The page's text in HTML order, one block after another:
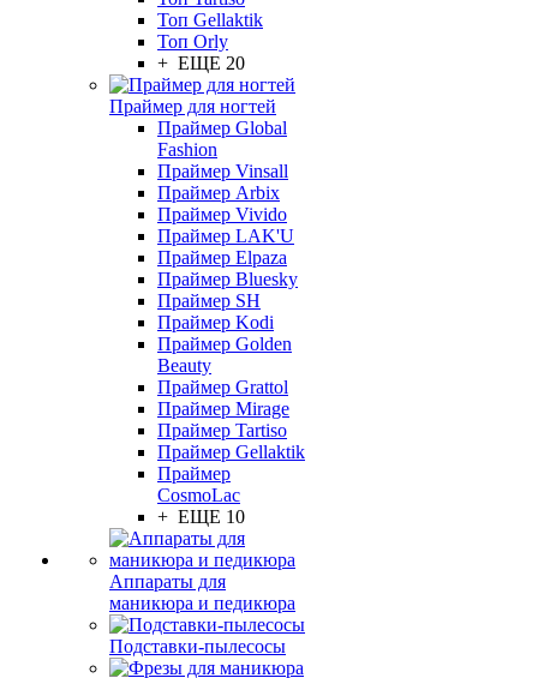
Топ Gellaktik
Топ Orly
+ ЕЩЕ 20
Праймер для ногтей
Праймер Global
Fashion
Праймер Vinsall
Праймер Arbix
Праймер Vivido
Праймер LAK'U
Праймер Elpaza
Праймер Bluesky
Праймер SH
Праймер Kodi
Праймер Golden
Beauty
Праймер Grattol
Праймер Mirage
Праймер Tartiso
Праймер Gellaktik
Праймер
CosmoLac
+ ЕЩЕ 10
Аппараты для
маникюра и педикюра
Подставки-пылесосы